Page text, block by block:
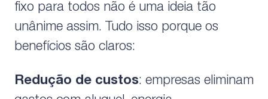
fixo para todos não é uma ideia tão
unânime assim. Tudo isso porque os
benefícios são claros:
Redução de custos: empresas eliminam